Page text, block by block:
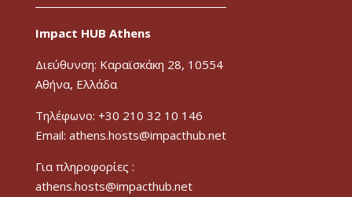
Impact HUB Athens
Διεύθυνση: Καραϊσκάκη 28, 10554
Αθήνα, Ελλάδα
Τηλέφωνο: +30 210 32 10 146
Email: athens.hosts@impacthub.net
Για πληροφορίες :
athens.hosts@impacthub.net